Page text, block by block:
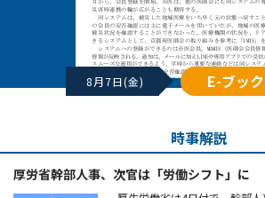
8月7日(金) E-ブッ
時事解説
厚労省幹部人事、次官は「労働シフト」に